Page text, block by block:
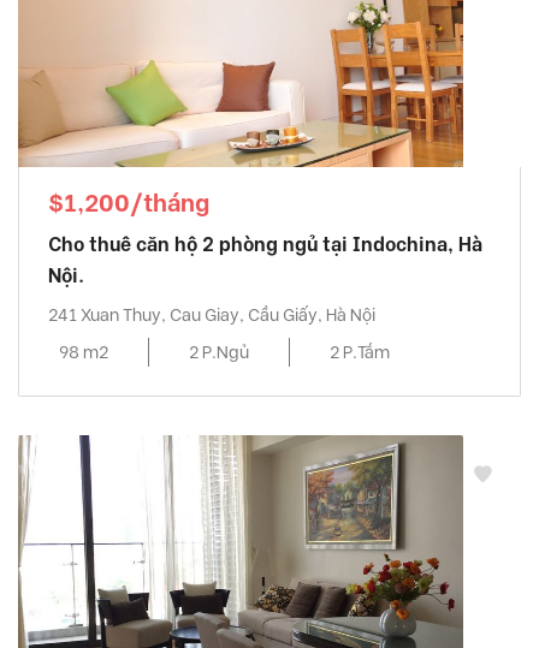
$1,200/tháng
Cho thuê căn hộ 2 phòng ngủ tại Indochina, Hà
Nội.
241 Xuan Thuy, Cau Giay, Cầu Giấy, Hà Nội
98 m2
2 P.Ngủ 2 P.Tắm